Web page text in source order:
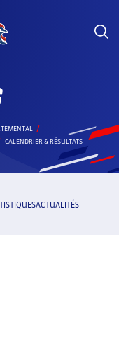
CALENDRIER & RÉSULTATS
ACTUALITÉS